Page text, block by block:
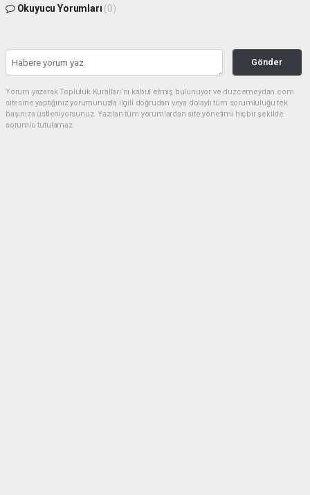
Okuyucu Yorumları (0)
Gönder
Yorum yazarak Topluluk Kuralları’nı kabul etmiş bulunuyor ve duzcemeydan.com
sitesine yaptığınız yorumunuzla ilgili doğrudan veya dolaylı tüm sorumluluğu tek
başınıza üstleniyorsunuz. Yazılan tüm yorumlardan site yönetimi hiçbir şekilde
sorumlu tutulamaz.